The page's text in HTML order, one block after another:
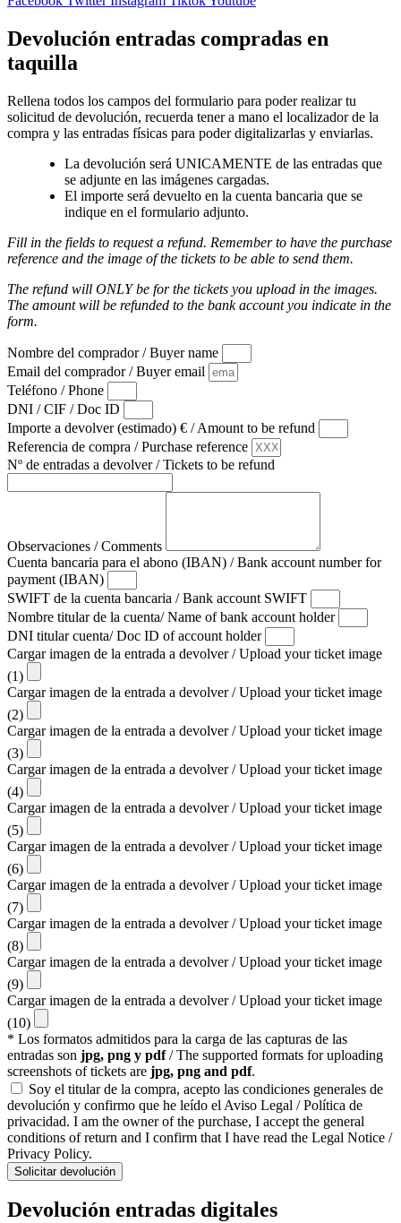
Devolución entradas compradas en
taquilla
Rellena todos los campos del formulario para poder realizar tu
solicitud de devolución, recuerda tener a mano el localizador de la
compra y las entradas físicas para poder digitalizarlas y enviarlas.
La devolución será UNICAMENTE de las entradas que
se adjunte en las imágenes cargadas.
El importe será devuelto en la cuenta bancaria que se
indique en el formulario adjunto.
Fill in the fields to request a refund. Remember to have the purchase
reference and the image of the tickets to be able to send them.
The refund will ONLY be for the tickets you upload in the images.
The amount will be refunded to the bank account you indicate in the
form.
Nombre del comprador / Buyer name
Email del comprador / Buyer email
Teléfono / Phone
DNI / CIF / Doc ID
Importe a devolver (estimado) € / Amount to be refund
Referencia de compra / Purchase reference
Nº de entradas a devolver / Tickets to be refund
Observaciones / Comments
Cuenta bancaria para el abono (IBAN) / Bank account number for
payment (IBAN)
SWIFT de la cuenta bancaria / Bank account SWIFT
Nombre titular de la cuenta/ Name of bank account holder
DNI titular cuenta/ Doc ID of account holder
Cargar imagen de la entrada a devolver / Upload your ticket image
(1)
Cargar imagen de la entrada a devolver / Upload your ticket image
(2)
Cargar imagen de la entrada a devolver / Upload your ticket image
(3)
Cargar imagen de la entrada a devolver / Upload your ticket image
(4)
Cargar imagen de la entrada a devolver / Upload your ticket image
(5)
Cargar imagen de la entrada a devolver / Upload your ticket image
(6)
Cargar imagen de la entrada a devolver / Upload your ticket image
(7)
Cargar imagen de la entrada a devolver / Upload your ticket image
(8)
Cargar imagen de la entrada a devolver / Upload your ticket image
(9)
Cargar imagen de la entrada a devolver / Upload your ticket image
(10)
* Los formatos admitidos para la carga de las capturas de las
entradas son jpg, png y pdf/ The supported formats for uploading
screenshots of tickets are jpg, png and pdf.
Soy el titular de la compra, acepto las condiciones generales de
devolución y confirmo que he leído el Aviso Legal / Política de
privacidad. I am the owner of the purchase, I accept the general
conditions of return and I confirm that I have read the Legal Notice /
Privacy Policy.
Solicitar devolución
Devolución entradas digitales